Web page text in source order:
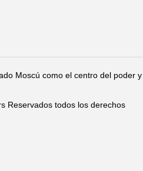
Moscú como el centro del poder
Reservados todos los derechos